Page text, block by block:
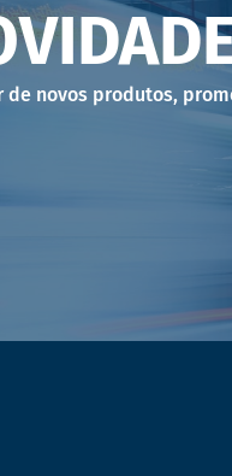
novos produtos,